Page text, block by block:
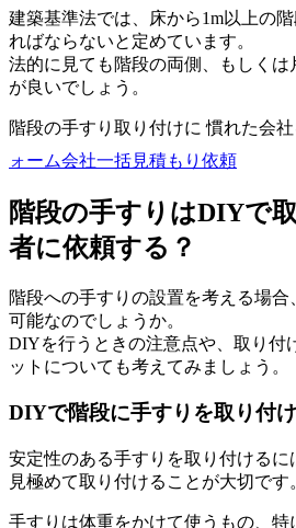
建築基準法では、床から1m以上の
ればならないと定めています。
法的に見ても階段の両側、もしく
が良いでしょう。
階段の手すり取り付けに 慣れた会社
ォーム会社一括見積もり依頼
階段の手すりはDIYで
者に依頼する？
階段への手すりの設置を考える場
可能なのでしょうか。
DIYを行うときの注意点や、取り付
ットについても考えてみましょう。
DIYで階段に手すりを取り付
安定性のある手すりを取り付ける
見極めて取り付けることが大切です
手すりは体重をかけて使うもの、